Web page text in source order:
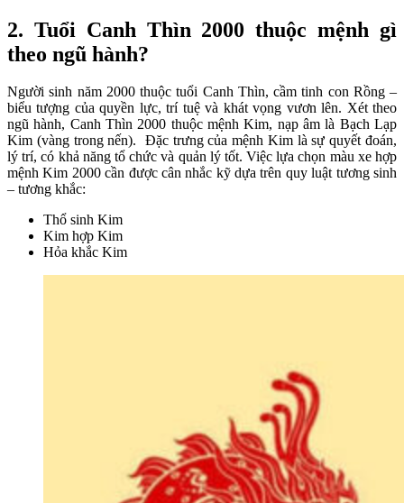
2. Tuổi Canh Thìn 2000 thuộc mệnh gì
theo ngũ hành?
Người sinh năm 2000 thuộc tuổi Canh Thìn, cầm tinh con Rồng –
biểu tượng của quyền lực, trí tuệ và khát vọng vươn lên. Xét theo
ngũ hành, Canh Thìn 2000 thuộc mệnh Kim, nạp âm là Bạch Lạp
Kim (vàng trong nến). Đặc trưng của mệnh Kim là sự quyết đoán,
lý trí, có khả năng tổ chức và quản lý tốt. Việc lựa chọn màu xe hợp
mệnh Kim 2000cần được cân nhắc kỹ dựa trên quy luật tương sinh
– tương khắc:
Thổ sinh Kim
Kim hợp Kim
Hỏa khắc Kim